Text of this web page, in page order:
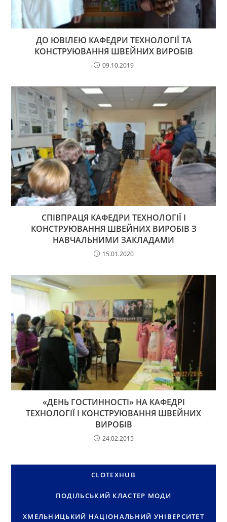
ДО ЮВІЛЕЮ КАФЕДРИ ТЕХНОЛОГІЇ ТА
КОНСТРУЮВАННЯ ШВЕЙНИХ ВИРОБІВ
09.10.2019
СПІВПРАЦЯ КАФЕДРИ ТЕХНОЛОГІЇ І
КОНСТРУЮВАННЯ ШВЕЙНИХ ВИРОБІВ З
НАВЧАЛЬНИМИ ЗАКЛАДАМИ
15.01.2020
«ДЕНЬ ГОСТИННОСТІ» НА КАФЕДРІ
ТЕХНОЛОГІЇ І КОНСТРУЮВАННЯ ШВЕЙНИХ
ВИРОБІВ
24.02.2015
CLOTEXHUB
ПОДІЛЬСЬКИЙ КЛАСТЕР МОДИ
ХМЕЛЬНИЦЬКИЙ НАЦІОНАЛЬНИЙ УНІВЕРСИТЕТ